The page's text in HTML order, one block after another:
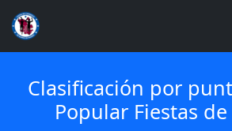
Clasificación por
Popular Fiestas